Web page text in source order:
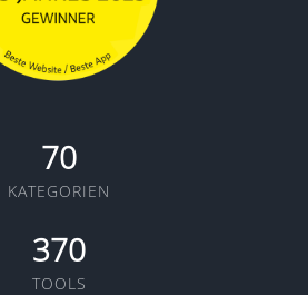
70
KATEGORIEN
370
TOOLS